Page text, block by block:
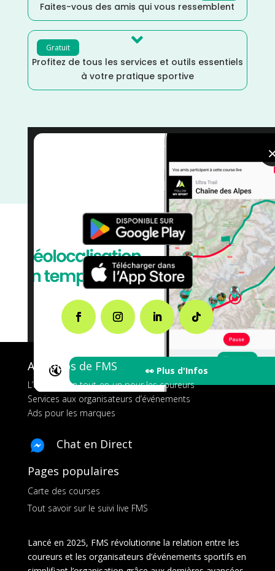
Faites-vous des amis qui vous ressemblent
Gratuit 
Profitez de tous les services et outils essentiels
à votre pratique sportive
🔇 👀 Plus d'Infos
Distance Faible/Dénivelé
courses /Course à Pied
A propos de FMS
L’application tout-en-un pour les coureurs
Services aux organisateurs d’événements
Ads pour les marques
Chat en Direct
Pages populaires
Carte des courses
Tout savoir sur le suivi live FMS
Lancé en 2025, FMS révolutionne la relation entre les
coureurs et les organisateurs d’événements sportifs en